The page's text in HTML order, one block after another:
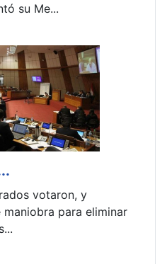
Me...
votaron, y
para eliminar